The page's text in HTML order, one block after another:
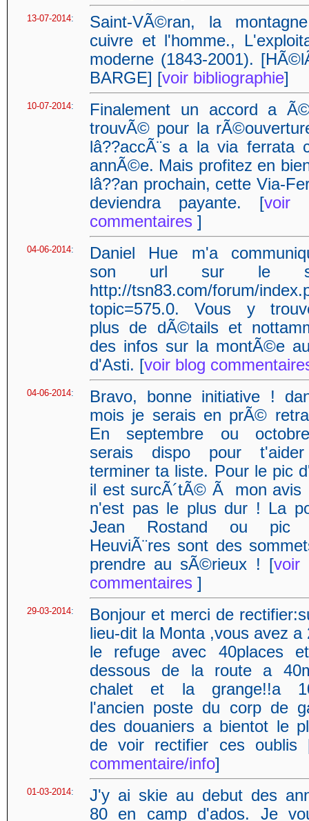
13-07-2014:
Saint-VÃ©ran, la
cuivre et l'homme.,
moderne (1843-2001).
BARGE] [voir bibliographie]
10-07-2014:
Finalement un accord a
trouvÃ© pour la
lâ??accÃ¨s a la via ferrata
annÃ©e. Mais profitez en
lâ??an prochain, cette Via-
deviendra payante. [voir
commentaires ]
04-06-2014:
Daniel Hue m'a
son url sur le
http://tsn83.com/forum/
topic=575.0. Vous y
plus de dÃ©tails et
des infos sur la montÃ©e
d'Asti. [voir blog
04-06-2014:
Bravo, bonne initiative !
mois je serais en prÃ©
En septembre ou
serais dispo pour
terminer ta liste. Pour le pic
il est surcÃ´tÃ© Ã mon avis
n'est pas le plus dur ! La
Jean Rostand ou pic
HeuviÃ¨res sont des
prendre au sÃ©rieux ! [voir
commentaires ]
29-03-2014:
Bonjour et merci de
lieu-dit la Monta ,vous avez a
le refuge avec 40places
dessous de la route a
chalet et la grange!!a
l'ancien poste du corp de
des douaniers a bientot le
de voir rectifier ces oublis
commentaire/info]
01-03-2014:
J'y ai skie au debut des
80 en camp d'ados. Je